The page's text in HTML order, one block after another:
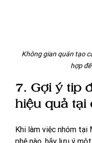
Không gian quán tạo
hợp
7. Gợi ý tip
hiệu quả tại
Khi làm việc nhóm tại
phê nào, hãy lưu ý